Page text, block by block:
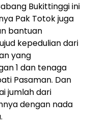
Bukittinggi ini
Pak Totok juga
bantuan
kepedulian dari
yang
1 dan tenaga
Pasaman. Dan
jumlah dari
dengan nada